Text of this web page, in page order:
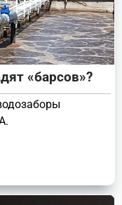
«барсов»?